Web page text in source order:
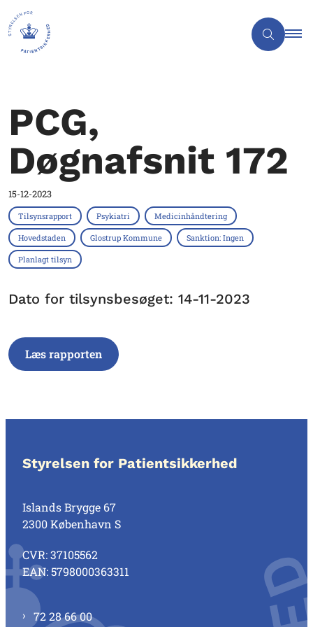
PCG,
Døgnafsnit 172
15-12-2023
Tilsynsrapport Psykiatri Medicinhåndtering
Hovedstaden Glostrup Kommune Sanktion: Ingen
Planlagt tilsyn
Dato for tilsynsbesøget: 14-11-2023
Læs rapporten
Styrelsen for Patientsikkerhed
Islands Brygge 67
2300 København S
CVR: 37105562
EAN: 5798000363311
72 28 66 00